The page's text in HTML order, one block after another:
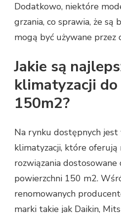
Dodatkowo, niektóre
grzania, co sprawia, że są
mogą być używane przez
Jakie są
klimatyzacji do
150m2?
Na rynku dostępnych
klimatyzacji, które oferują
rozwiązania
powierzchni 150 m2.
renomowanych
marki takie jak Daikin,